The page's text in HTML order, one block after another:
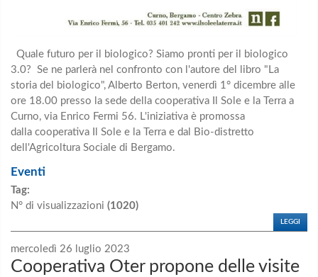
Quale futuro per il biologico? Siamo pronti per il biologico
3.0? Se ne parlerà nel confronto con l'autore del libro "La
storia del biologico", Alberto Berton, venerdì 1° dicembre alle
ore 18.00 presso la sede della cooperativa Il Sole e la Terra a
Curno, via Enrico Fermi 56. L'iniziativa è promossa
dalla cooperativa Il Sole e la Terra e dal Bio-distretto
dell'Agricoltura Sociale di Bergamo.
Eventi
Tag:
N° di visualizzazioni (1020)
LEGGI
mercoledì 26 luglio 2023
Cooperativa Oter propone delle visite